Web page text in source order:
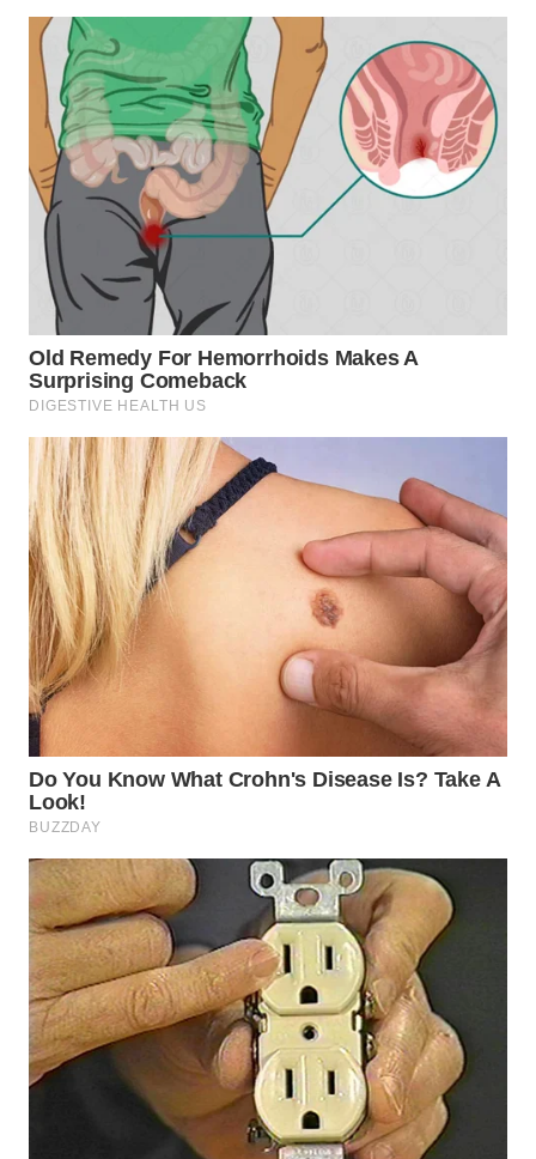
WN
INDRAMAYU
WN
KUNINGAN
MAJALENGKA
WN
SUBANG
WN
WN
PURWAKARTA
WN
PRIANGAN
TIMUR
WN
SEMARANG
WN
SOLO
WN
BOROBUDUR
WN
MADURA
WN
SURABAYA